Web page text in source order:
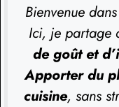
Bienvenue
Ici, je partage
de goût et
Apporter du
cuisine, sans